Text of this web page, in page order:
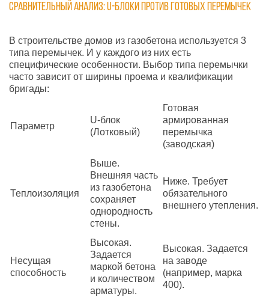
Сравнительный анализ: U-блоки против готовых перемычек
В строительстве домов из газобетона используется 3
типа перемычек. И у каждого из них есть
специфические особенности. Выбор типа перемычки
часто зависит от ширины проема и квалификации
бригады:
Параметр
U-блок
(Лотковый)
Готовая
армированная
перемычка
(заводская)
Теплоизоляция
Выше.
Внешняя часть
из газобетона
сохраняет
однородность
стены.
Ниже. Требует
обязательного
внешнего утепления.
Несущая
способность
Высокая.
Задается
маркой бетона
и количеством
арматуры.
Высокая. Задается
на заводе
(например, марка
400).